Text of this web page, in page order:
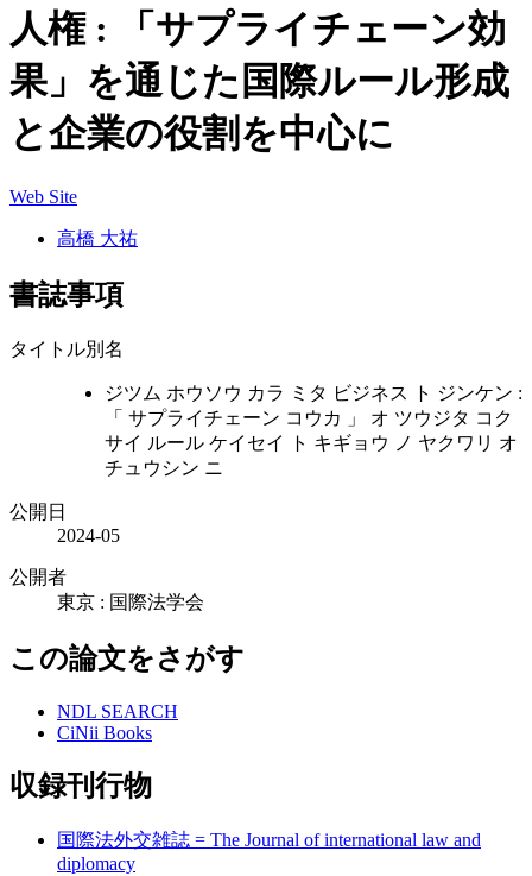
人権 : 「サプライチェーン効
果」を通じた国際ルール形成
と企業の役割を中心に
Web Site
高橋 大祐
書誌事項
タイトル別名
ジツム ホウソウ カラ ミタ ビジネス ト ジンケン :
「 サプライチェーン コウカ 」 オ ツウジタ コク
サイ ルール ケイセイ ト キギョウ ノ ヤクワリ オ
チュウシン ニ
公開日
2024-05
公開者
東京 : 国際法学会
この論文をさがす
NDL SEARCH
CiNii Books
収録刊行物
国際法外交雑誌 = The Journal of international law and
diplomacy